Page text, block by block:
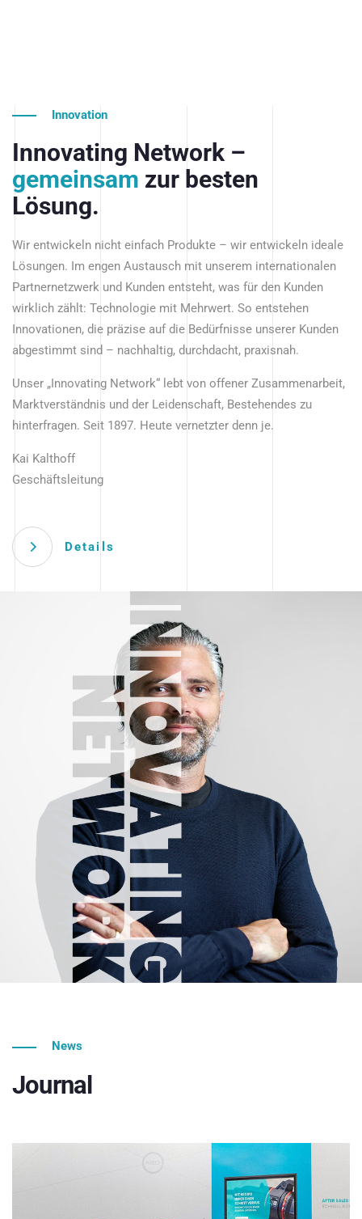
Innovation
Innovating Network –
gemeinsam zur besten
Lösung.
Wir entwickeln nicht einfach Produkte – wir entwickeln ideale
Lösungen. Im engen Austausch mit unserem internationalen
Partnernetzwerk und Kunden entsteht, was für den Kunden
wirklich zählt: Technologie mit Mehrwert. So entstehen
Innovationen, die präzise auf die Bedürfnisse unserer Kunden
abgestimmt sind – nachhaltig, durchdacht, praxisnah.
Unser „Innovating Network“ lebt von offener Zusammenarbeit,
Marktverständnis und der Leidenschaft, Bestehendes zu
hinterfragen. Seit 1897. Heute vernetzter denn je.
Kai Kalthoff
Geschäftsleitung
Details
News
Journal